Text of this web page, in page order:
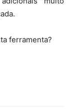
ferramenta?